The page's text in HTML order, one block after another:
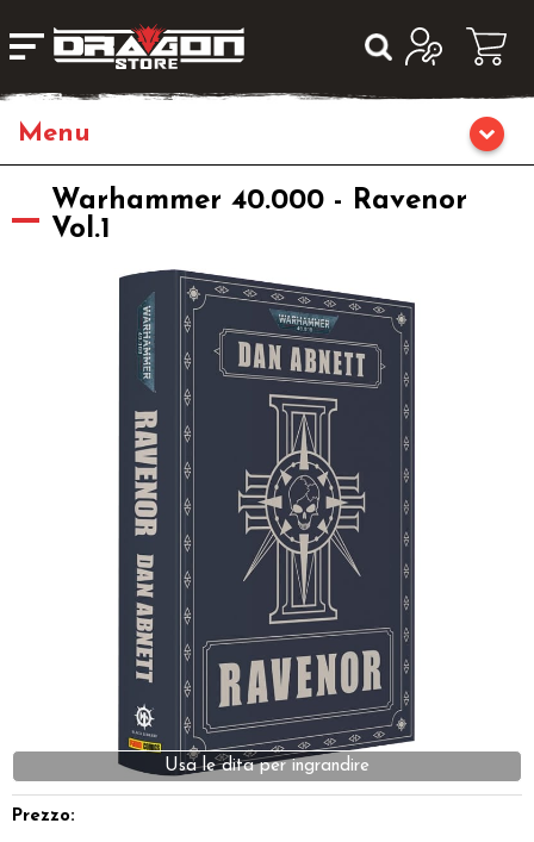
Home
Giochi di Ruolo
Giochi di Carte Collezionabili
Giocattoli e Gadget
Offerte del Dragone
Warhammer 40.000 - Ravenor
Vol.1
Usa le dita per ingrandire
Prezzo: